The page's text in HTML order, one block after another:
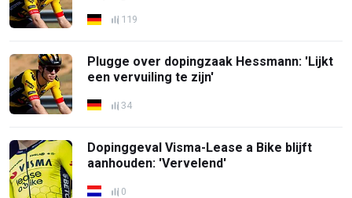
119
Plugge over dopingzaak Hessmann: 'Lijkt
een vervuiling te zijn'
34
Dopinggeval Visma-Lease a Bike blijft
aanhouden: 'Vervelend'
0